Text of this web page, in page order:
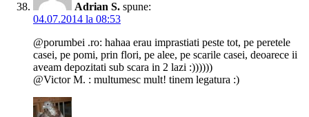
Adrian S. spune:
04.07.2014 la 08:53
@porumbei .ro: hahaa erau imprastiati peste tot, pe peretele
casei, pe pomi, prin flori, pe alee, pe scarile casei, deoarece ii
aveam depozitati sub scara in 2 lazi :))))))
@Victor M. : multumesc mult! tinem legatura :)